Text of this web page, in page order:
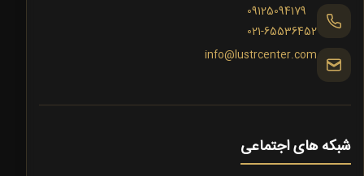
09125094179
021-65536452
info@lustrcenter.com
شبکه های اجتماعی